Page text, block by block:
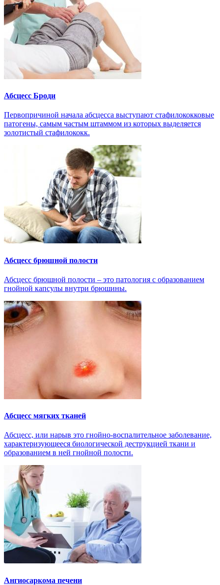
Абсцесс Броди
Первопричиной начала абсцесса выступают стафилококковые
патогены, самым частым штаммом из которых выделяется
золотистый стафилококк.
Абсцесс брюшной полости
Абсцесс брюшной полости – это патология с образованием
гнойной капсулы внутри брюшины.
Абсцесс мягких тканей
Абсцесс, или нарыв это гнойно-воспалительное заболевание,
характеризующееся биологической деструкцией ткани и
образованием в ней гнойной полости.
Ангиосаркома печени